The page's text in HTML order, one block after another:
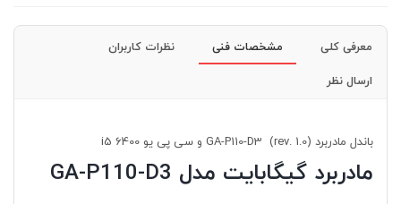
معرفی کلی مشخصات فنی نظرات کاربران
ارسال نظر
باندل مادربرد GA-P110-D3 (rev. 1.0) و سی پی یو i5 6400
مادربرد گیگابایت مدل GA-P110-D3